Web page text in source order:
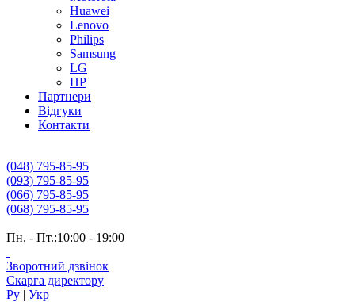
Huawei
Lenovo
Philips
Samsung
LG
HP
Партнери
Вiдгуки
Контакти
(048) 795-85-95
(093) 795-85-95
(066) 795-85-95
(068) 795-85-95
Пн. - Пт.:10:00 - 19:00
Зворотний дзвінок
Скарга директору
Ру | Укр